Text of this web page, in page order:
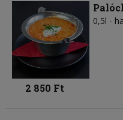
0,5l -
2 850 Ft